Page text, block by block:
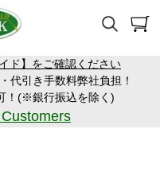
ド】をご確認ください
代引き手数料弊社負担！
！(※銀行振込を除く)